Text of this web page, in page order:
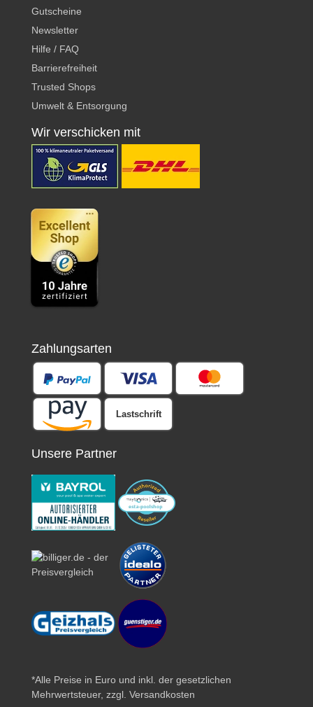
Gutscheine
Newsletter
Hilfe / FAQ
Barrierefreiheit
Trusted Shops
Umwelt & Entsorgung
Wir verschicken mit
Zahlungsarten
Lastschrift
Unsere Partner
*Alle Preise in Euro und inkl. der gesetzlichen
Mehrwertsteuer, zzgl. Versandkosten